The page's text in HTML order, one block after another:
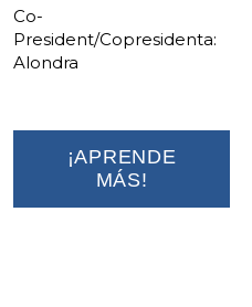
Co-
President/Copresidenta:
Alondra
¡APRENDE
MÁS!